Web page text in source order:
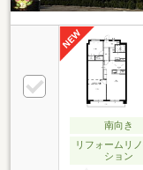
南向き
リフォームリ
ション